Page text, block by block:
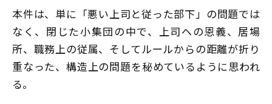
本件は、単に「悪い上司と従った部下」の問題では
なく、閉じた小集団の中で、上司への恩義、居場
所、職務上の従属、そしてルールからの距離が折り
重なった、構造上の問題を秘めているように思われ
る。